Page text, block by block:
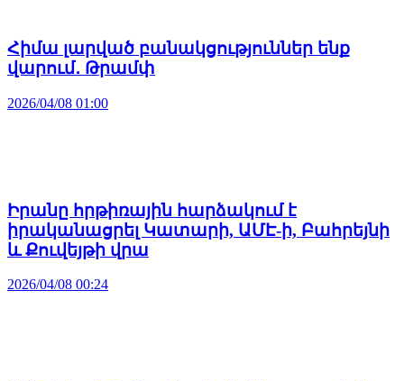
Հիմա լարված բանակցություններ ենք
վարում․ Թրամփ
2026/04/08 01:00
Իրանը հրթիռային հարձակում է
իրականացրել Կատարի, ԱՄԷ-ի, Բահրեյնի
և Քուվեյթի վրա
2026/04/08 00:24